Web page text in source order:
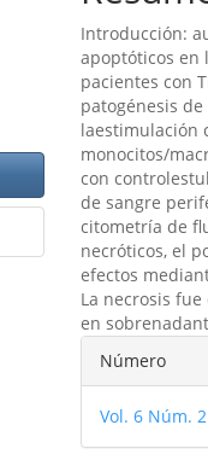
del
artículo
Introducción:
apoptóticos en
pacientes con
patogénesis
laestimulación
monocitos/
con
de sangre
citometría de
necróticos, el
efectos
La necrosis
en
Detalles
del
artículo
Número
Vol. 6 Núm.